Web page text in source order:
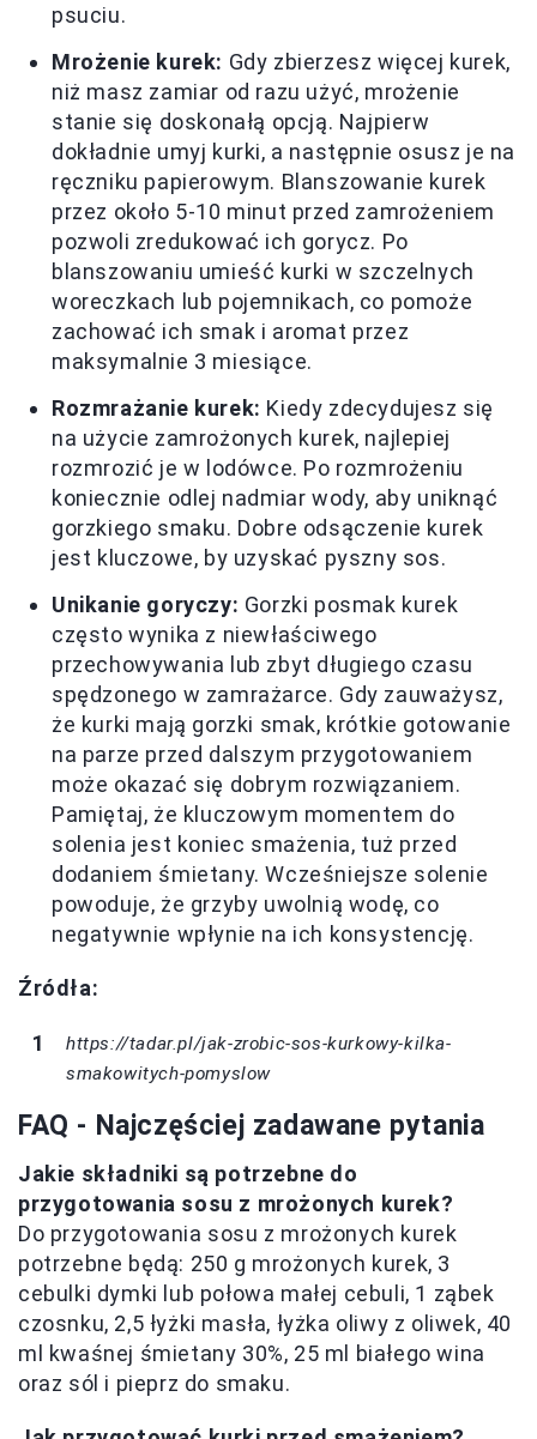
psuciu.
Mrożenie kurek: Gdy zbierzesz więcej kurek,
niż masz zamiar od razu użyć, mrożenie
stanie się doskonałą opcją. Najpierw
dokładnie umyj kurki, a następnie osusz je na
ręczniku papierowym. Blanszowanie kurek
przez około 5-10 minut przed zamrożeniem
pozwoli zredukować ich gorycz. Po
blanszowaniu umieść kurki w szczelnych
woreczkach lub pojemnikach, co pomoże
zachować ich smak i aromat przez
maksymalnie 3 miesiące.
Rozmrażanie kurek: Kiedy zdecydujesz się
na użycie zamrożonych kurek, najlepiej
rozmrozić je w lodówce. Po rozmrożeniu
koniecznie odlej nadmiar wody, aby uniknąć
gorzkiego smaku. Dobre odsączenie kurek
jest kluczowe, by uzyskać pyszny sos.
Unikanie goryczy: Gorzki posmak kurek
często wynika z niewłaściwego
przechowywania lub zbyt długiego czasu
spędzonego w zamrażarce. Gdy zauważysz,
że kurki mają gorzki smak, krótkie gotowanie
na parze przed dalszym przygotowaniem
może okazać się dobrym rozwiązaniem.
Pamiętaj, że kluczowym momentem do
solenia jest koniec smażenia, tuż przed
dodaniem śmietany. Wcześniejsze solenie
powoduje, że grzyby uwolnią wodę, co
negatywnie wpłynie na ich konsystencję.
Źródła:
https://tadar.pl/jak-zrobic-sos-kurkowy-kilka-
smakowitych-pomyslow
FAQ - Najczęściej zadawane pytania
Jakie składniki są potrzebne do
przygotowania sosu z mrożonych kurek?
Do przygotowania sosu z mrożonych kurek
potrzebne będą: 250 g mrożonych kurek, 3
cebulki dymki lub połowa małej cebuli, 1 ząbek
czosnku, 2,5 łyżki masła, łyżka oliwy z oliwek, 40
ml kwaśnej śmietany 30%, 25 ml białego wina
oraz sól i pieprz do smaku.